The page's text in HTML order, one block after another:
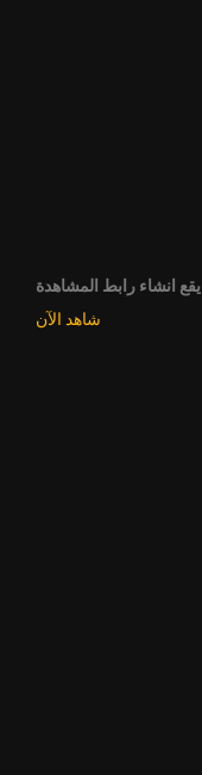
يقع انشاء رابط المشاهدة
شاهد الآن